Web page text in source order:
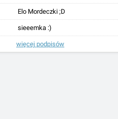
Elo Mordeczki ;D
sieeemka :)
więcej podpisów